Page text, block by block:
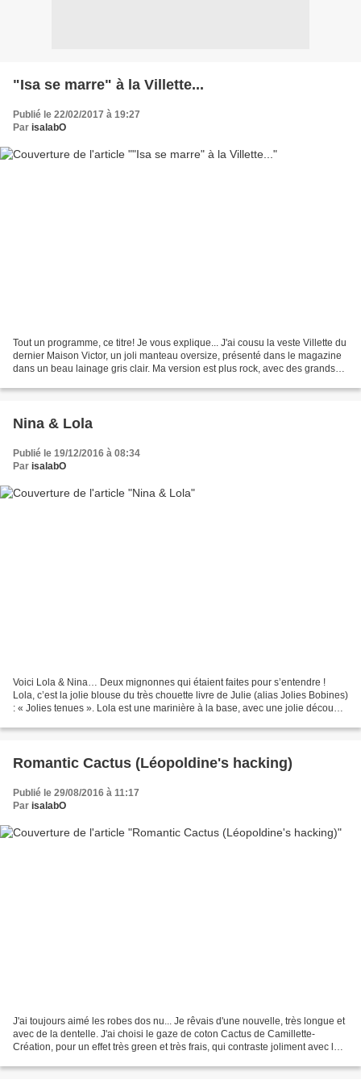
"Isa se marre" à la Villette...
Publié le 22/02/2017 à 19:27
Par isalabO
Tout un programme, ce titre! Je vous explique... J'ai cousu la veste Villette du
dernier Maison Victor, un joli manteau oversize, présenté dans le magazine
dans un beau lainage gris clair. Ma version est plus rock, avec des grands
Nina & Lola
Publié le 19/12/2016 à 08:34
Par isalabO
Voici Lola & Nina… Deux mignonnes qui étaient faites pour s’entendre !
Lola, c’est la jolie blouse du très chouette livre de Julie (alias Jolies Bobines)
: « Jolies tenues ». Lola est une marinière à la base, avec une jolie découpe
Romantic Cactus (Léopoldine's hacking)
Publié le 29/08/2016 à 11:17
Par isalabO
J'ai toujours aimé les robes dos nu... Je rêvais d'une nouvelle, très longue et
avec de la dentelle. J'ai choisi le gaze de coton Cactus de Camillette-
Création, pour un effet très green et très frais, qui contraste joliment avec la